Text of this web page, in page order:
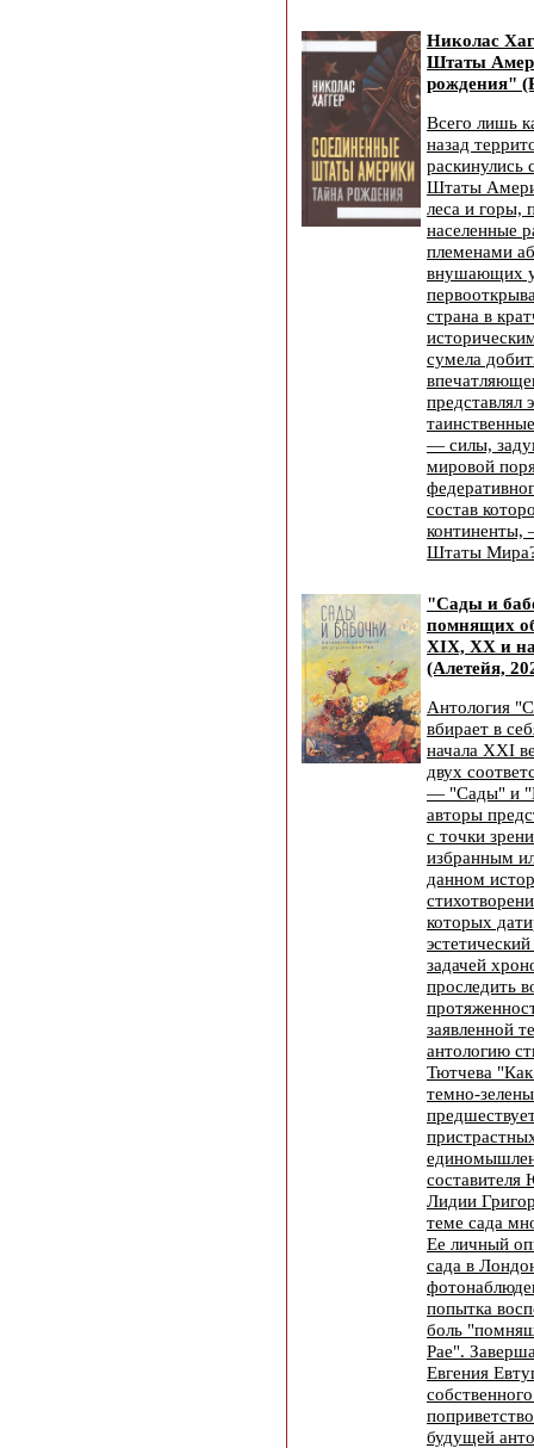
Николас
Штаты
рождения"
Всего лишь
назад
раскинулись
Штаты
леса и горы,
населенные
племенами
внушающих
страна в
сумела
представлял
— силы,
мировой
состав
Штаты
"Сады и
помнящих
XIX, XX и
(Алетейя,
Антология
вбирает в
начала XXI
двух
— "Сады" и
авторы
с точки
избранным
данном
которых
задачей
проследить
заявленной
антологию
Тютчева
темно-
составителя
Лидии
теме сада
Ее личный
сада в
попытка
боль
Рае".
Евгения
будущей